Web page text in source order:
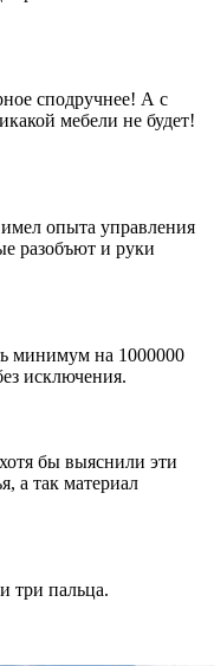
сподручнее! А с
мебели не будет!
имел опыта управления
разобъют и руки
минимум на 1000000
исключения.
бы выяснили эти
а так материал
три пальца.